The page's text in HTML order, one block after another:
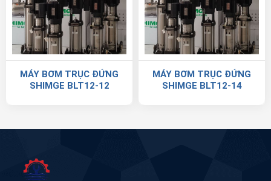
MÁY BƠM TRỤC ĐỨNG
SHIMGE BLT12-12
MÁY BƠM TRỤC ĐỨNG
SHIMGE BLT12-14